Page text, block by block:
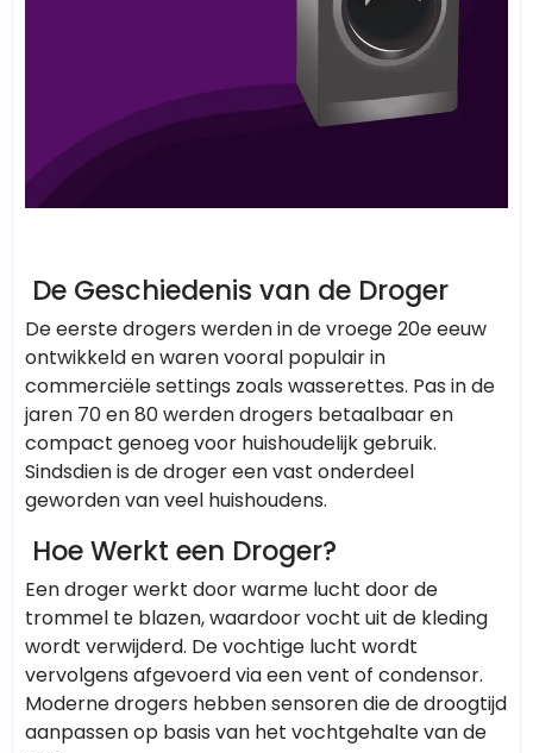
De Geschiedenis van de Droger
De eerste drogers werden in de vroege 20e eeuw
ontwikkeld en waren vooral populair in
commerciële settings zoals wasserettes. Pas in de
jaren 70 en 80 werden drogers betaalbaar en
compact genoeg voor huishoudelijk gebruik.
Sindsdien is de droger een vast onderdeel
geworden van veel huishoudens.
Hoe Werkt een Droger?
Een droger werkt door warme lucht door de
trommel te blazen, waardoor vocht uit de kleding
wordt verwijderd. De vochtige lucht wordt
vervolgens afgevoerd via een vent of condensor.
Moderne drogers hebben sensoren die de droogtijd
aanpassen op basis van het vochtgehalte van de